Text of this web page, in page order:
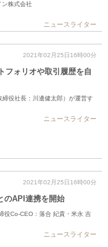
株式会社
ニュースライター
2021年02月25日16時00分
フォリオや取引履歴を自
役社長：川邊健太郎）が運営す
ニュースライター
2021年02月25日16時00分
のAPI連携を開始
役Co-CEO：落合 紀貴・米永 吉
ニュースライター